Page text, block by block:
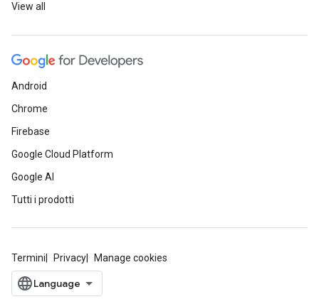
View all
Android
Chrome
Firebase
Google Cloud Platform
Google AI
Tutti i prodotti
Termini Privacy Manage cookies